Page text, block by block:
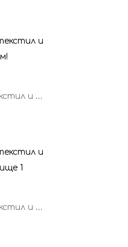
Бродиран пач за дрехи текстил и тениски - Добре съм!
Бродиран пач за дрехи текстил и тениски - Черно чудовище 1